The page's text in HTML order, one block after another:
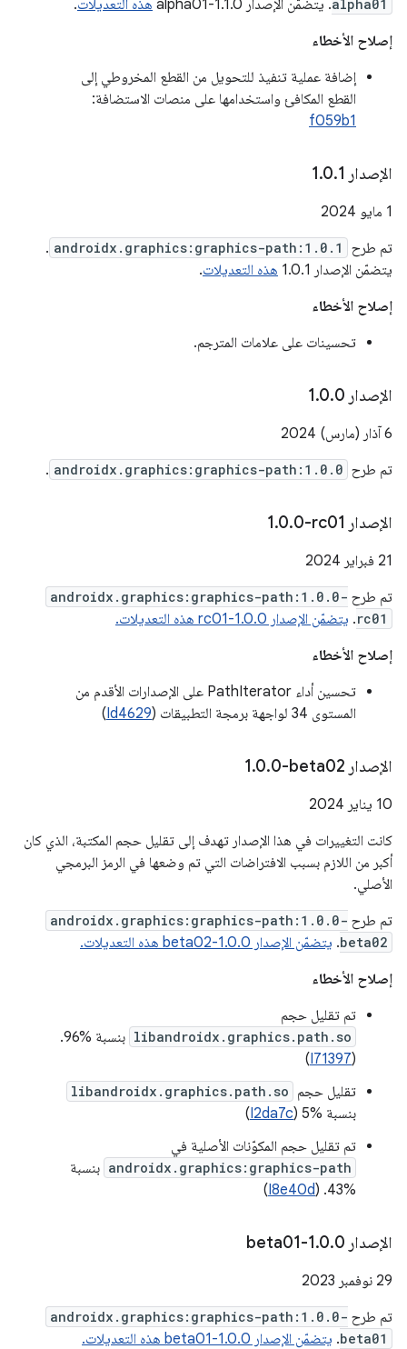
alpha01. يتضمّن الإصدار 1.1.0-alpha01 هذه التعديلات.
إصلاح الأخطاء
إضافة عملية تنفيذ للتحويل من القطع المخروطي إلى
القطع المكافئ واستخدامها على منصات الاستضافة:
f059b1
الإصدار 1 .0.1
‫1 مايو 2024
تم طرح
androidx.graphics:graphics-path:1.0.1
.
يتضمّن الإصدار 1.0.1
هذه التعديلات.
إصلاح الأخطاء
تحسينات على علامات المترجم.
الإصدار 1 .0.0
‫6 آذار (مارس) 2024
تم طرح androidx.graphics:graphics-path:1.0.0
.
الإصدار ‎1 .0.0-rc01
‫21 فبراير 2024
تم طرح androidx.graphics:graphics-path:1.0.0-
rc01
. يتضمّن الإصدار 1.0.0-rc01 هذه التعديلات.
إصلاح الأخطاء
تحسين أداء PathIterator على الإصدارات الأقدم من
المستوى 34 لواجهة برمجة التطبيقات (
Id4629
)
الإصدار ‎1 .0.0-beta02
‫10 يناير 2024
كانت التغييرات في هذا الإصدار تهدف إلى تقليل حجم المكتبة، الذي كان
أكبر من اللازم بسبب الافتراضات التي تم وضعها في الرمز البرمجي
الأصلي.
تم طرح androidx.graphics:graphics-path:1.0.0-
beta02
. يتضمّن الإصدار 1.0.0-beta02 هذه التعديلات.
إصلاح الأخطاء
تم تقليل حجم
libandroidx.graphics.path.so
بنسبة %96.
(
I71397
)
تقليل حجم libandroidx.graphics.path.so
بنسبة %5 ( I2da7c
)
تم تقليل حجم المكوّنات الأصلية في
androidx.graphics:graphics-path بنسبة
%43. (
I8e40d
)
الإصدار 1 .0.0-beta01
‫29 نوفمبر 2023
تم طرح androidx.graphics:graphics-path:1.0.0-
beta01
. يتضمّن الإصدار 1.0.0-beta01 هذه التعديلات.